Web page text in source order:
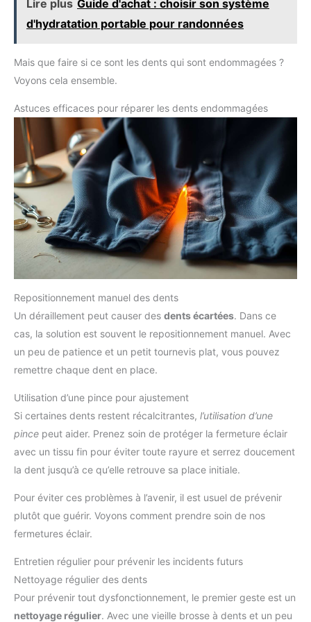
Lire plus Guide d'achat : choisir son système
d'hydratation portable pour randonnées
Mais que faire si ce sont les dents qui sont endommagées ?
Voyons cela ensemble.
Astuces efficaces pour réparer les dents endommagées
Repositionnement manuel des dents
Un déraillement peut causer des dents écartées. Dans ce
cas, la solution est souvent le repositionnement manuel. Avec
un peu de patience et un petit tournevis plat, vous pouvez
remettre chaque dent en place.
Utilisation d’une pince pour ajustement
Si certaines dents restent récalcitrantes, l’utilisation d’une
pince peut aider. Prenez soin de protéger la fermeture éclair
avec un tissu fin pour éviter toute rayure et serrez doucement
la dent jusqu’à ce qu’elle retrouve sa place initiale.
Pour éviter ces problèmes à l’avenir, il est usuel de prévenir
plutôt que guérir. Voyons comment prendre soin de nos
fermetures éclair.
Entretien régulier pour prévenir les incidents futurs
Nettoyage régulier des dents
Pour prévenir tout dysfonctionnement, le premier geste est un
nettoyage régulier. Avec une vieille brosse à dents et un peu